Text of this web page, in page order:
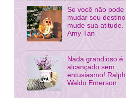
Se você não pode
mudar seu destino,
mude sua atitude.
Amy Tan
Nada grandioso é
alcançado sem
entusiasmo! Ralph
Waldo Emerson